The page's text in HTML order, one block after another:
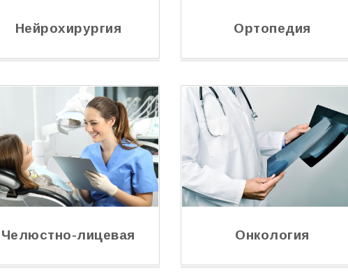
Нейрохирургия Ортопедия
Челюстно-лицевая Онкология